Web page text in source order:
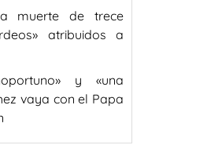
muerte de trece
atribuidos a
y «una
vaya con el Papa